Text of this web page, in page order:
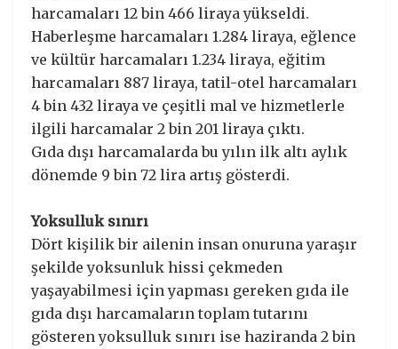
harcamaları 12 bin 466 liraya yükseldi.
Haberleşme harcamaları 1.284 liraya, eğlence
ve kültür harcamaları 1.234 liraya, eğitim
harcamaları 887 liraya, tatil-otel harcamaları
4 bin 432 liraya ve çeşitli mal ve hizmetlerle
ilgili harcamalar 2 bin 201 liraya çıktı.
Gıda dışı harcamalarda bu yılın ilk altı aylık
dönemde 9 bin 72 lira artış gösterdi.
Yoksulluk sınırı
Dört kişilik bir ailenin insan onuruna yaraşır
şekilde yoksunluk hissi çekmeden
yaşayabilmesi için yapması gereken gıda ile
gıda dışı harcamaların toplam tutarını
gösteren yoksulluk sınırı ise haziranda 2 bin